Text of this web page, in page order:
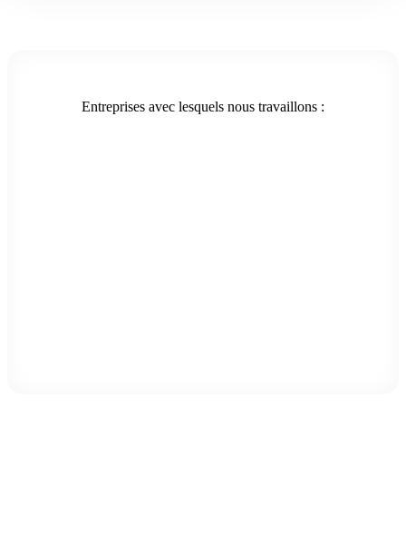
Entreprises avec lesquels nous travaillons :